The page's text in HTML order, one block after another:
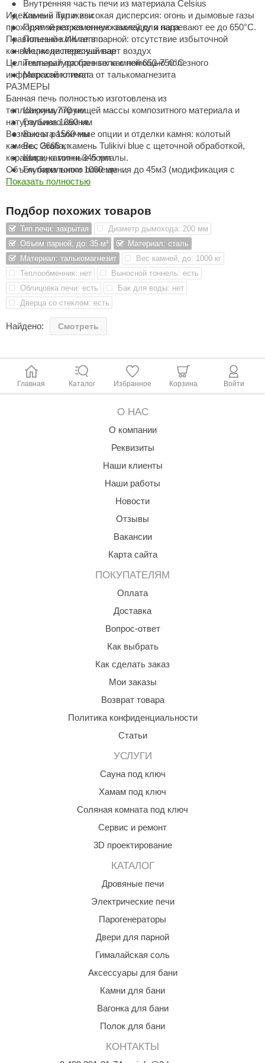
Woods
Light
Идеальный пар и высокая дисперсия: огонь и дымовые газы
проходят через каменную закладку и нагревают ее до 650°C.
Правильный климат в парной: отсутствие избыточной
конвекции не пересушивает воздух
Целительный прогрев тела с помощью полезного
инфракрасного тепла от талькомагнезита
Банная печь полностью изготовлена из
теплоаккумулирующей массы композитного материала и
натурального камня.
Возможны различные опции и отделки камня: колотый
камень, Grafia, камень Tulikivi blue с щеточной обработкой,
керамика, каминные порталы.
Объем парильного помещения до 45м3 (модификация с
дополнительным ярусом).
нежели на картинке.
Внутренняя часть печи из материала Celsius
Камень Туликиви
Прямой нагрев огнем камней для пара
Полезное ИК тепло
Мелкодисперсный пар
Температура банных камней 650-750°C
Морской климат
РАЗМЕРЫ
Ширина 770 мм
Глубина 1360 мм
Высота 1560 мм
Вес 2666 кг
Ширина топки 345 мм
Глубина топки 1000 мм
ТЕХНИЧЕСКИЕ ХАРАКТЕРИСТИКИ
Энергоэффективность 201 кВт*ч
Объем закладки дров 67 кг
Объем парильного помещения (м3) 18-35 м3
Класс дымохода Т600
Количество камней для каменки 1000-1200 кг
БЕЗОПАСНЫЕ РАССТОЯНИЯ
Сбоку и сзади 600 мм - 600 мм
Вперед 1200 мм
ПОДКЛЮЧЕНИЕ К ДЫМОХОДУ
Рекомендуемый диаметр дымохода 200-250 мм
Показать полностью
Подбор похожих товаров
Тип печи: закрытая
Диаметр дымохода: 200 мм
Объем парной, до: 35 м³
Материал: сталь
Материал: талькомагнезит
Вес камней, до: 1000 кг
Теплообменник: нет
Выносной тоннель: есть
Облицовка печи: есть
Бак для воды: нет
Дверца со стеклом: есть
Найдено: Смотреть
Главная Каталог Избранное Корзина Войти
О НАС
О компании
Реквизиты
Наши клиенты
Наши работы
Новости
Отзывы
Вакансии
Карта сайта
ПОКУПАТЕЛЯМ
Оплата
Доставка
Вопрос-ответ
Как выбрать
Как сделать заказ
Мои заказы
Возврат товара
Политика конфиденциальности
Статьи
УСЛУГИ
Сауна под ключ
Хамам под ключ
Соляная комната под ключ
Сервис и ремонт
3D проектирование
КАТАЛОГ
Дровяные печи
Электрические печи
Парогенераторы
Двери для парной
Гималайская соль
Аксессуары для бани
Камни для бани
Вагонка для бани
Полок для бани
КОНТАКТЫ